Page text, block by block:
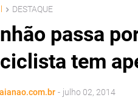
DESTAQUE
passa
tem
- julho 02, 2014